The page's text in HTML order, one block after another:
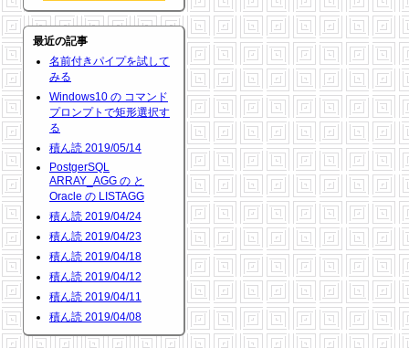
最近の記事
名前付きパイプを試して
みる
Windows10 の コマンド
プロンプトで矩形選択す
る
積ん読 2019/05/14
PostgerSQL
ARRAY_AGG の と
Oracle の LISTAGG
積ん読 2019/04/24
積ん読 2019/04/23
積ん読 2019/04/18
積ん読 2019/04/12
積ん読 2019/04/11
積ん読 2019/04/08